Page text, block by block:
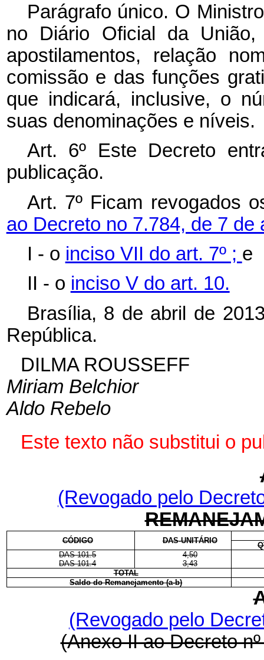
Parágrafo único. O
no Diário Oficial da
apostilamentos, relação
comissão e das funções
que indicará, inclusive, o
suas denominações e níveis.
Art. 6º Este Decreto
publicação.
Art. 7º Ficam revogados
ao Decreto no 7.784, de 7 de
I - o inciso VII do art. 7º ; e
II - o inciso V do art. 10.
Brasília, 8 de abril de
República.
DILMA ROUSSEFF
Miriam Belchior
Aldo Rebelo
Este texto não substitui o
(Revogado pelo
CÓDIGO DAS-UNITÁRIO
DAS 101.5
4,50
DAS 101.4
3,43
TOTAL
Saldo do Remanejamento (a-b)
(Revogado pelo
(Anexo II ao Decreto